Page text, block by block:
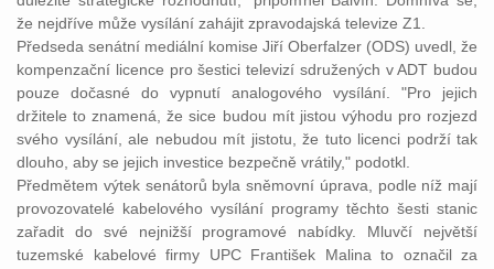
že nejdříve může vysílání zahájit zpravodajská televize Z1.
Předseda senátní mediální komise Jiří Oberfalzer (ODS) uvedl, že
kompenzační licence pro šestici televizí sdružených v ADT budou
pouze dočasné do vypnutí analogového vysílání. "Pro jejich
držitele to znamená, že sice budou mít jistou výhodu pro rozjezd
svého vysílání, ale nebudou mít jistotu, že tuto licenci podrží tak
dlouho, aby se jejich investice bezpečně vrátily," podotkl.
Předmětem výtek senátorů byla sněmovní úprava, podle níž mají
provozovatelé kabelového vysílání programy těchto šesti stanic
zařadit do své nejnižší programové nabídky. Mluvčí největší
tuzemské kabelové firmy UPC František Malina to označil za